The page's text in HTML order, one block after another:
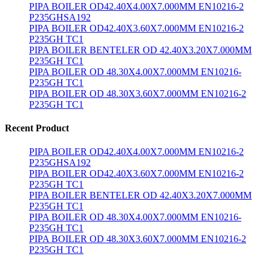
PIPA BOILER OD42.40X4.00X7.000MM EN10216-2
P235GHSA192
PIPA BOILER OD42.40X3.60X7.000MM EN10216-2
P235GH TC1
PIPA BOILER BENTELER OD 42.40X3.20X7.000MM
P235GH TC1
PIPA BOILER OD 48.30X4.00X7.000MM EN10216-
P235GH TC1
PIPA BOILER OD 48.30X3.60X7.000MM EN10216-2
P235GH TC1
Recent Product
PIPA BOILER OD42.40X4.00X7.000MM EN10216-2
P235GHSA192
PIPA BOILER OD42.40X3.60X7.000MM EN10216-2
P235GH TC1
PIPA BOILER BENTELER OD 42.40X3.20X7.000MM
P235GH TC1
PIPA BOILER OD 48.30X4.00X7.000MM EN10216-
P235GH TC1
PIPA BOILER OD 48.30X3.60X7.000MM EN10216-2
P235GH TC1